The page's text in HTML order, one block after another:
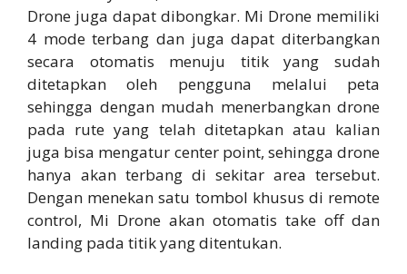
Drone juga dapat dibongkar. Mi Drone memiliki
4 mode terbang dan juga dapat diterbangkan
secara otomatis menuju titik yang sudah
ditetapkan oleh pengguna melalui peta
sehingga dengan mudah menerbangkan drone
pada rute yang telah ditetapkan atau kalian
juga bisa mengatur center point, sehingga drone
hanya akan terbang di sekitar area tersebut.
Dengan menekan satu tombol khusus di remote
control, Mi Drone akan otomatis take off dan
landing pada titik yang ditentukan.